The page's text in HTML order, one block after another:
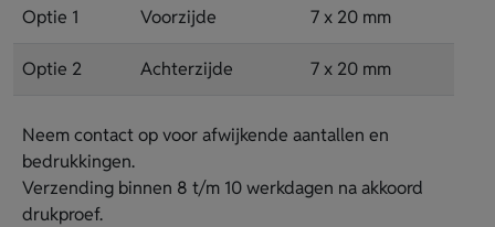
Optie 1 Voorzijde 7 x 20 mm
Optie 2 Achterzijde 7 x 20 mm
Neem contact op voor afwijkende aantallen en
bedrukkingen.
Verzending binnen 8 t/m 10 werkdagen na akkoord
drukproef.